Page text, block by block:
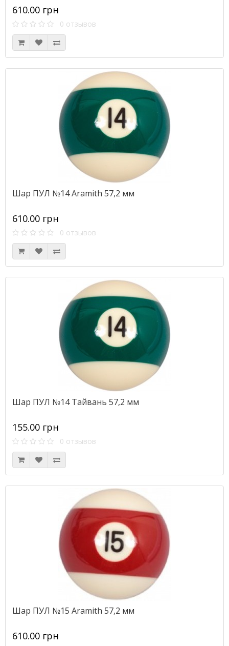
610.00 грн
0 отзывов
Шар ПУЛ №14 Aramith 57,2 мм
610.00 грн
0 отзывов
Шар ПУЛ №14 Тайвань 57,2 мм
155.00 грн
0 отзывов
Шар ПУЛ №15 Aramith 57,2 мм
610.00 грн